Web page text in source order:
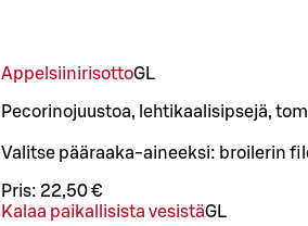
AppelsiinirisottoGL
Pecorinojuustoa, lehtikaalisipsejä,
Valitse pääraaka-aineeksi: broilerin
Pris: 22,50 €
Kalaa paikallisista vesistäGL